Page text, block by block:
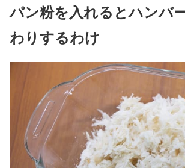
パン粉を入れるとハンバ
わりするわけ